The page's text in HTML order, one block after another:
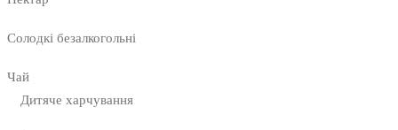
Солодкі безалкогольні
Чай
Дитяче харчування